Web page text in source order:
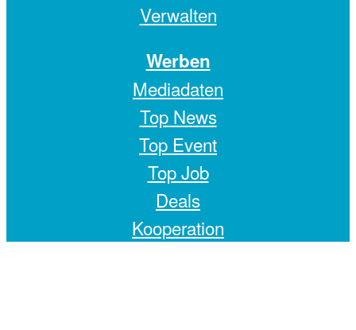
Verwalten
Werben
Mediadaten
Top News
Top Event
Top Job
Deals
Kooperation